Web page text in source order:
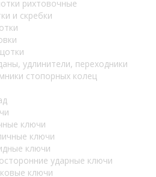
рихтовочные
и скребки
удлинители, переходники
стопорных колец
ключи
ключи
ключи
ударные ключи
ключи